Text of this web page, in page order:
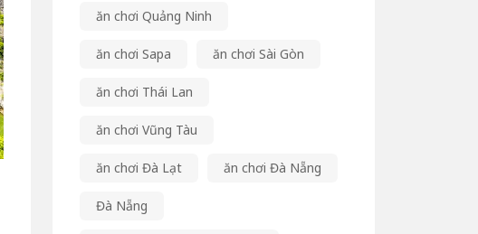
ăn chơi Quảng Ninh
ăn chơi Sapa ăn chơi Sài Gòn
ăn chơi Thái Lan
ăn chơi Vũng Tàu
ăn chơi Đà Lạt ăn chơi Đà Nẵng
Đà Nẵng